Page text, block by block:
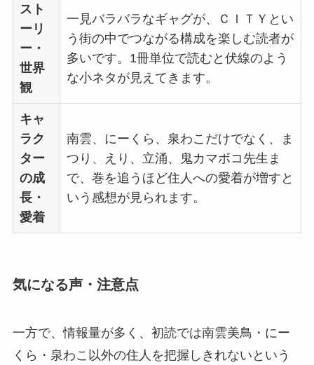
スト
ーリ
ー・
世界
観
一見バラバラなギャグが、ＣＩＴＹとい
う街の中でつながる構成を楽しむ読者が
多いです。1冊単位で読むと伏線のよう
な小ネタが見えてきます。
キャ
ラク
ター
の成
長・
愛着
南雲、にーくら、泉わこだけでなく、ま
つり、えり、立涌、鬼カマボコ先生ま
で、巻を追うほど住人への愛着が増すと
いう感想が見られます。
気になる声・注意点
一方で、情報量が多く、初読では南雲美鳥・にー
くら・泉わこ以外の住人を把握しきれないという